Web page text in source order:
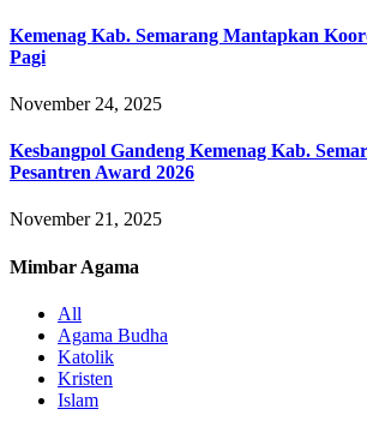
Kemenag Kab. Semarang Mantapkan
Pagi
November 24, 2025
Kesbangpol Gandeng Kemenag Kab.
Pesantren Award 2026
November 21, 2025
Mimbar Agama
All
Agama Budha
Katolik
Kristen
Islam